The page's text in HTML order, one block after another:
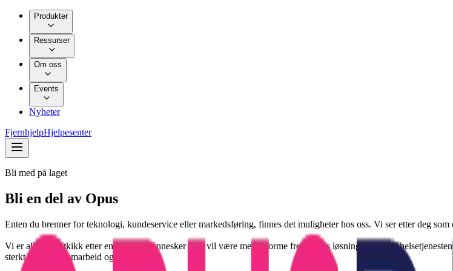
Produkter
Ressurser
Om oss
Events
Nyheter
FjernhjelpHjelpesenter
Bli med på laget
Bli en del av Opus
Enten du brenner for teknologi, kundeservice eller markedsføring, finnes det muligheter hos oss. Vi ser etter deg
Vi er alltid på utkikk etter engasjerte mennesker som vil være med å forme fremtidens løsninger for
sterkt fokus på samarbeid og trivsel.